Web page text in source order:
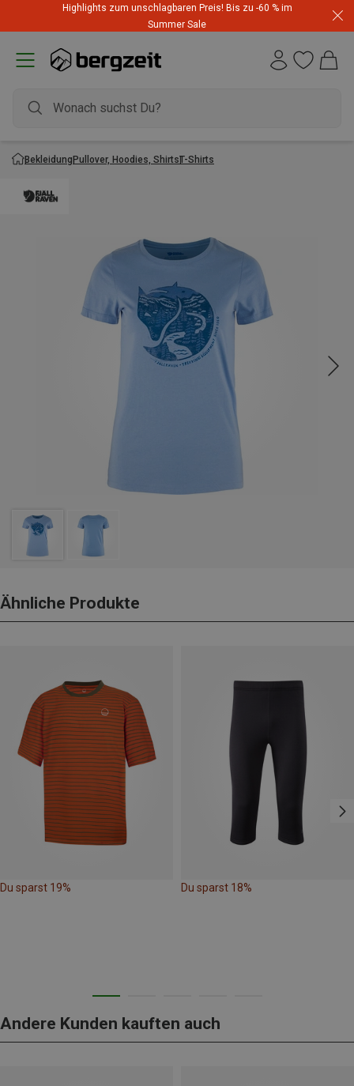
Highlights zum unschlagbaren Preis! Bis zu -60 % im
Summer Sale
BekleidungPullover, Hoodies, ShirtsT-Shirts
Ähnliche Produkte
Du sparst 19% Du sparst 18%
Andere Kunden kauften auch